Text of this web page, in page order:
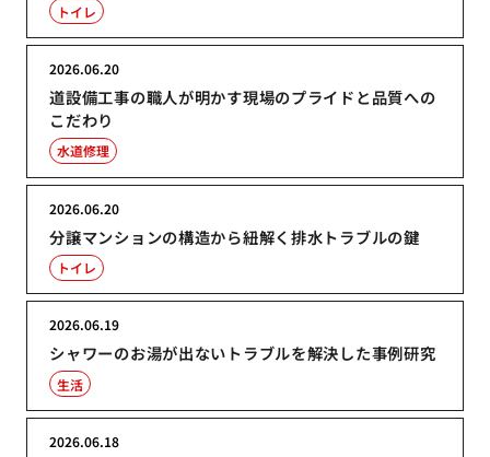
トイレ
道設備工事の職人が明かす現場のプライドと品質への
こだわり
2026.06.20
水道修理
分譲マンションの構造から紐解く排水トラブルの鍵
2026.06.20
トイレ
シャワーのお湯が出ないトラブルを解決した事例研究
2026.06.19
生活
2026.06.18